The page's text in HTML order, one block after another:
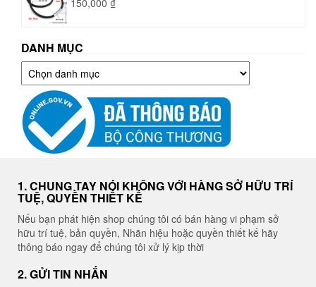
DANH MỤC
Danh
mục
1. CHUNG TAY NÓI KHÔNG VỚI HÀNG SỞ HỮU TRÍ
TUỆ, QUYỀN THIẾT KẾ
Nếu bạn phát hiện shop chúng tôi có bán hàng vi phạm sở
hữu trí tuệ, bản quyền, Nhãn hiệu hoặc quyền thiết kế hãy
thông báo ngay để chúng tôi xử lý kịp thời
2. GỬI TIN NHẮN